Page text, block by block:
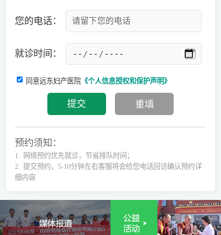
您的电话：
就诊时间：
同意远东妇产医院《个人信息授权和保护声明》
预约须知：
1.
网络预约优先就诊，节省排队时间；
2.
提交预约，5-10分钟左右客服将会给您电话回访确认预约详
细内容